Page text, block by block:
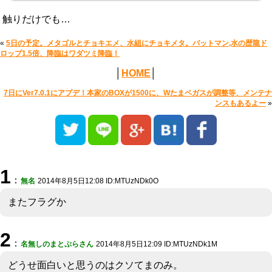
触りだけでも…
« 5日の予定。メタゴルとチョキエメ、水組にチョキメタ。バットマン,水の歴龍ド
ロップ1.5倍、降臨はワダツミ降臨！
HOME
7日にVer7.0.1にアプデ！本家のBOXが1500に、Wたまベガスが調整等、メンテナ
ンスもあるよー »
1 ： 無名 2014年8月5日12:08 ID:MTUzNDk0O
またフラグか
2 ： 名無しのまとぷらさん 2014年8月5日12:09 ID:MTUzNDk1M
どうせ面白いと思うのはクソてまのみ。